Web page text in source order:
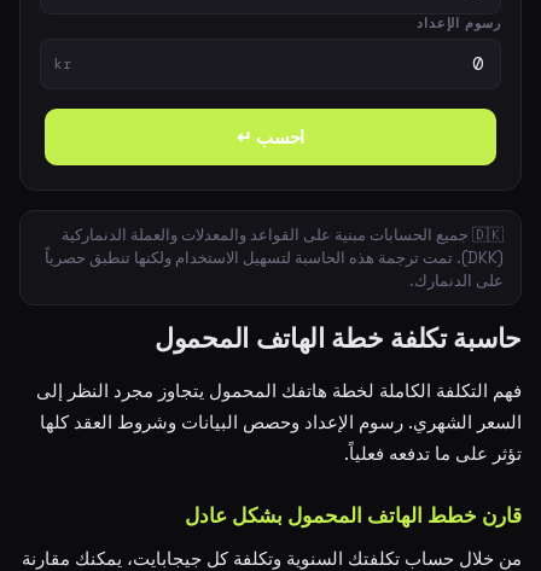
رسوم الإعداد
kr
احسب ↵
🇩🇰 جميع الحسابات مبنية على القواعد والمعدلات والعملة الدنماركية
(DKK). تمت ترجمة هذه الحاسبة لتسهيل الاستخدام ولكنها تنطبق حصرياً
على الدنمارك.
حاسبة تكلفة خطة الهاتف المحمول
فهم التكلفة الكاملة لخطة هاتفك المحمول يتجاوز مجرد النظر إلى
السعر الشهري. رسوم الإعداد وحصص البيانات وشروط العقد كلها
تؤثر على ما تدفعه فعلياً.
قارن خطط الهاتف المحمول بشكل عادل
من خلال حساب تكلفتك السنوية وتكلفة كل جيجابايت، يمكنك مقارنة